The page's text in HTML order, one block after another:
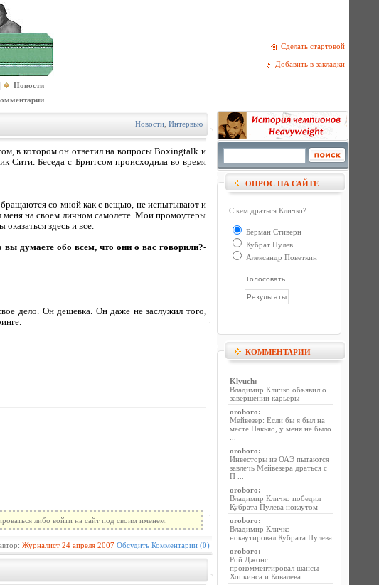
Сделать стартовой
Добавить в закладки
|
Новости
Новости Интервью
в котором он ответил на вопросы Boxingtalk и
Сити. Беседа с Бриггсом происходила во время
со мной как с вещью, не испытывают и
на своем личном самолете. Мои промоутеры
здесь и все.
думаете обо всем, что они о вас говорили?-
дело. Он дешевка. Он даже не заслужил того,
либо войти на сайт под своим именем.
Журналист 24 апреля 2007 Обсудить Комментарии (0)
ОПРОС НА САЙТЕ
С кем драться Кличко?
Берман Стиверн
Кубрат Пулев
Александр Поветкин
КОММЕНТАРИИ
Klyuch:
Владимир Кличко объявил о
завершении карьеры
oroboro:
Мейвезер: Если бы я был на
месте Пакьяо, у меня не было
oroboro:
Инвесторы из ОАЭ пытаются
завлечь Мейвезера драться с
П ...
oroboro:
Владимир Кличко победил
Кубрата Пулева нокаутом
oroboro:
Владимир Кличко
нокаутировал Кубрата Пулева
oroboro:
Рой Джонс
прокомментировал шансы
Хопкинса и Ковалева